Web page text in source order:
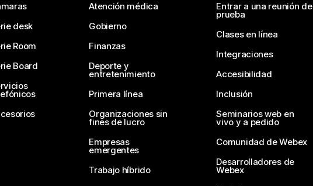
desk
Room
Board
Atención médica
Gobierno
Finanzas
Deporte y
entretenimiento
Primera línea
Organizaciones sin
fines de lucro
Empresas
emergentes
Trabajo híbrido
Entrar a una reunión de
prueba
Clases en línea
Integraciones
Accesibilidad
Inclusión
Seminarios web en
vivo y a pedido
Comunidad de Webex
Desarrolladores de
Webex